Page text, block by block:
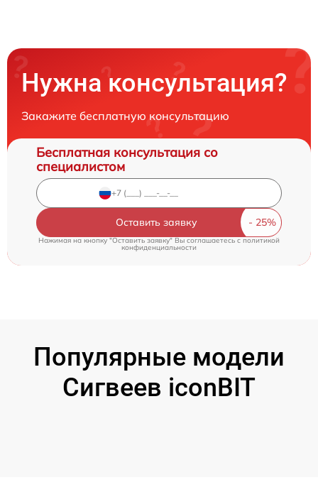
Нужна консультация?
Закажите бесплатную консультацию
Бесплатная консультация со
специалистом
Оставить заявку
Нажимая на кнопку "Оставить заявку" Вы соглашаетесь cполитикой
конфиденциальности
Популярные модели
Сигвеев iconBIT